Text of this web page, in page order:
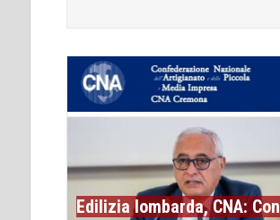
Edilizia lombarda, CNA: Con